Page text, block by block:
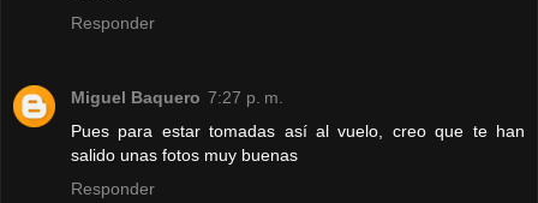
Responder
Miguel Baquero 7:27 p. m.
Pues para estar tomadas así al vuelo, creo que te han
salido unas fotos muy buenas
Responder